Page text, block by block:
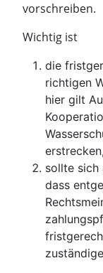
vorschreiben.
Wichtig ist
die
richtigen
hier gilt
erstrecken,
sollte sich
dass